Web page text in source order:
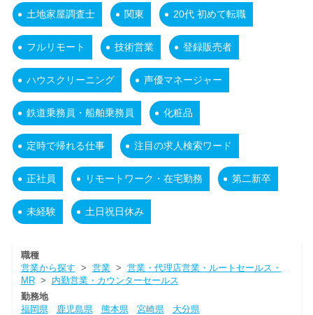
土地家屋調査士 関東 20代 初めて転職
フルリモート 技術営業 登録販売者
ハウスクリーニング 声優マネージャー
鉄道乗務員・船舶乗務員 化粧品
定時で帰れる仕事 注目の求人検索ワード
正社員 リモートワーク・在宅勤務 第二新卒
未経験 土日祝日休み
職種
営業から探す > 営業> 営業・代理店営業・ルートセールス・
MR> 内勤営業・カウンターセールス
勤務地
福岡県
鹿児島県 熊本県 宮崎県
大分県